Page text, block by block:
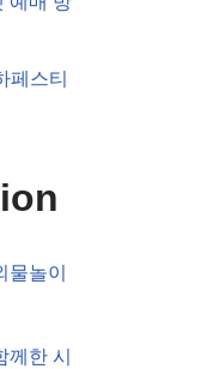
페스티
놀이
한 시